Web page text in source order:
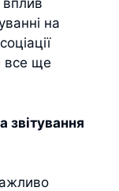
на
все ще
звітування